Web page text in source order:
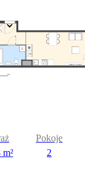
Pokoje
2